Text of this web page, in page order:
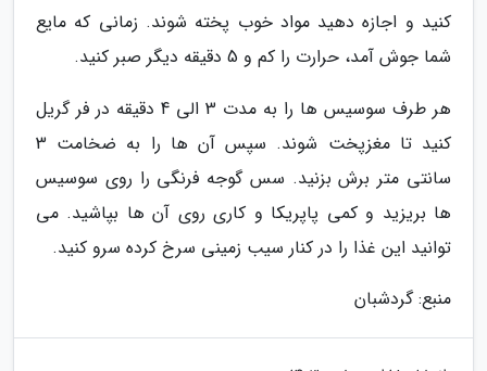
کنید و اجازه دهید مواد خوب پخته شوند. زمانی که مایع
شما جوش آمد، حرارت را کم و 5 دقیقه دیگر صبر کنید.
هر طرف سوسیس ها را به مدت 3 الی 4 دقیقه در فر گریل
کنید تا مغزپخت شوند. سپس آن ها را به ضخامت 3
سانتی متر برش بزنید. سس گوجه فرنگی را روی سوسیس
ها بریزید و کمی پاپریکا و کاری روی آن ها بپاشید. می
توانید این غذا را در کنار سیب زمینی سرخ کرده سرو کنید.
منبع: گردشبان